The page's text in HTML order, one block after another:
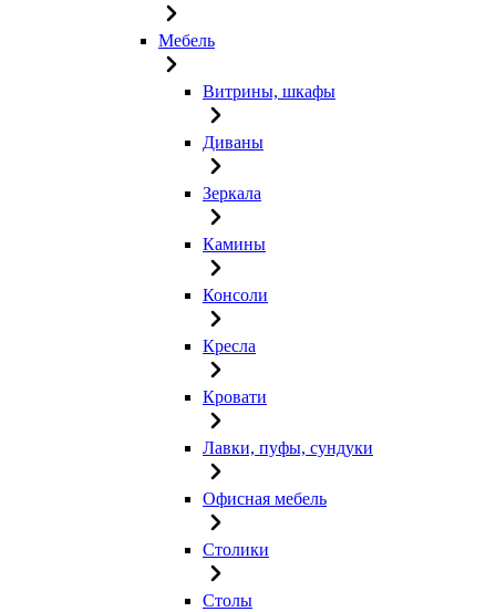
Мебель
Витрины, шкафы
Диваны
Зеркала
Камины
Консоли
Кресла
Кровати
Лавки, пуфы, сундуки
Офисная мебель
Столики
Столы